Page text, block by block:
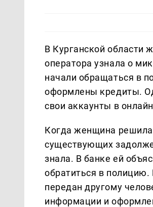
В Курганской области
оператора узнала о
начали обращаться в
оформлены кредиты.
свои аккаунты в
Когда женщина решила
существующих
знала. В банке ей
обратиться в полицию.
передан другому
информации и